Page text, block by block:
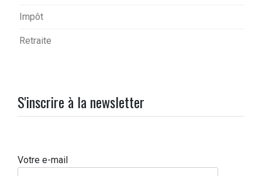
Impôt
Retraite
S'inscrire à la newsletter
Votre e-mail